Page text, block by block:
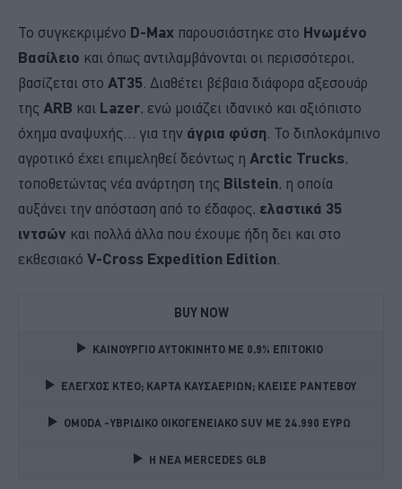
Το συγκεκριμένο D-Max παρουσιάστηκε στο Ηνωμένο
Βασίλειο και όπως αντιλαμβάνονται οι περισσότεροι,
βασίζεται στο ΑΤ35 . Διαθέτει βέβαια διάφορα αξεσουάρ
της ARB και Lazer, ενώ μοιάζει ιδανικό και αξιόπιστο
όχημα αναψυχής… για την άγρια φύση . Το διπλοκάμπινο
αγροτικό έχει επιμεληθεί δεόντως η Arctic Trucks,
τοποθετώντας νέα ανάρτηση της Bilstein, η οποία
αυξάνει την απόσταση από το έδαφος, ελαστικά 35
ιντσών και πολλά άλλα που έχουμε ήδη δει και στο
εκθεσιακό V-Cross Expedition Edition
BUY NOW
ΚΑΙΝΟΥΡΓΙΟ ΑΥΤΟΚΙΝΗΤΟ ΜΕ 0,9% ΕΠΙΤΟΚΙΟ
ΕΛΕΓΧΟΣ ΚΤΕΟ; ΚΑΡΤΑ ΚΑΥΣΑΕΡΙΩΝ; ΚΛΕΙΣΕ ΡΑΝΤΕΒΟΥ
OMODA -ΥΒΡΙΔΙΚΟ ΟΙΚΟΓΕΝΕΙΑΚΟ SUV ME 24.990 ΕΥΡΩ
Η ΝΕΑ MERCEDES GLB